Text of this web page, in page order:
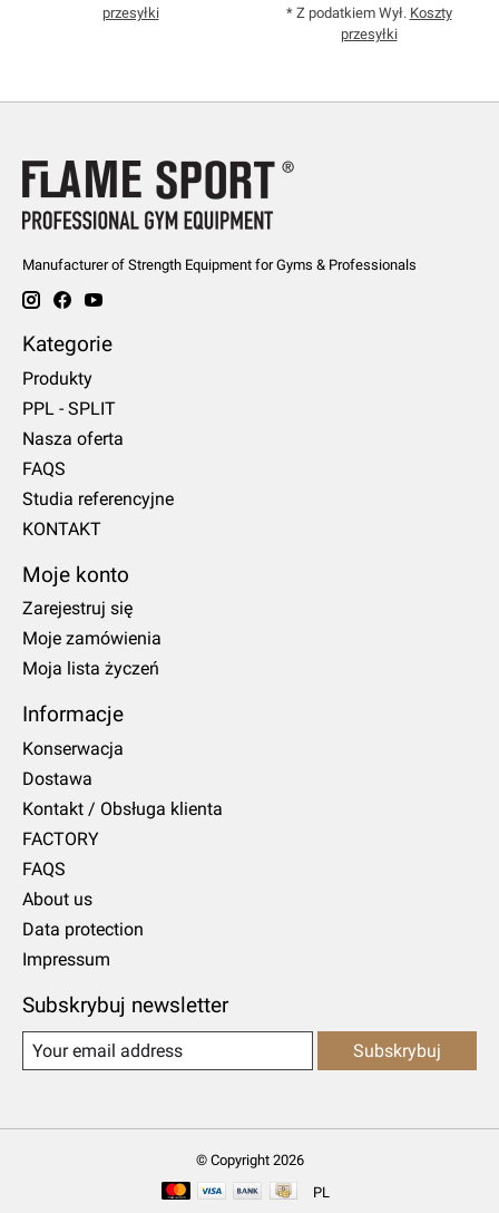
przesyłki
* Z podatkiem Wył. Koszty
przesyłki
Manufacturer of Strength Equipment for Gyms & Professionals
Kategorie
Produkty
PPL - SPLIT
Nasza oferta
FAQS
Studia referencyjne
KONTAKT
Moje konto
Zarejestruj się
Moje zamówienia
Moja lista życzeń
Informacje
Konserwacja
Dostawa
Kontakt / Obsługa klienta
FACTORY
FAQS
About us
Data protection
Impressum
Subskrybuj newsletter
Subskrybuj
© Copyright 2026
PL